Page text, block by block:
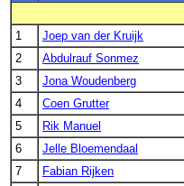
1
Joep van der Kruijk
2
Abdulrauf Sonmez
3
Jona Woudenberg
4
Coen Grutter
5
Rik Manuel
6
Jelle Bloemendaal
7
Fabian Rijken